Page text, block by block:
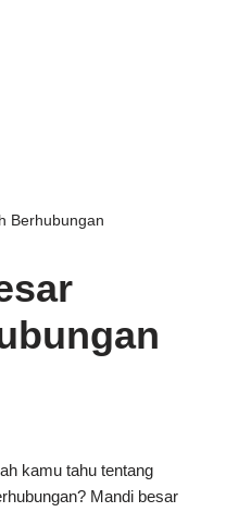
Berhubungan
kamu tahu tentang
Mandi besar